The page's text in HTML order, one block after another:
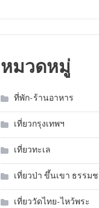
หมวดหมู่
ที่พัก-ร้านอาหาร
เที่ยวกรุงเทพฯ
เที่ยวทะเล
เที่ยวป่า ขึ้นเขา ธรรม
เที่ยววัดไทย-ไหว้พระ